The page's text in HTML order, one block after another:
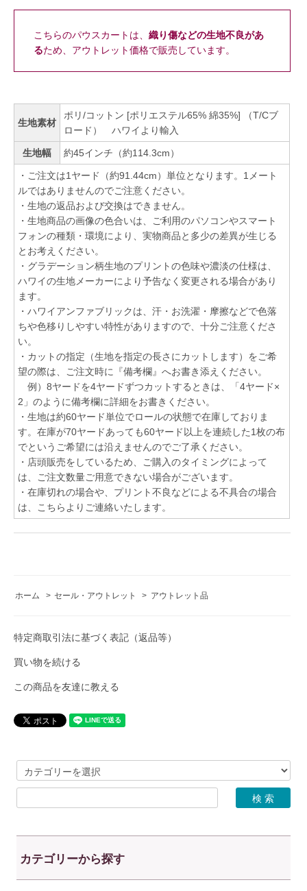
こちらのパウスカートは、 織り傷などの生地不良があ
るため、アウトレット価格で販売しています。
生地素材
ポリ/コットン [ポリエステル65% 綿35%] （T/Cブ
ロード） ハワイより輸入
生地幅 約45インチ（約114.3cm）
・ご注文は1ヤード（約91.44cm）単位となります。1メート
ルではありませんのでご注意ください。
・生地の返品および交換はできません。
・生地商品の画像の色合いは、ご利用のパソコンやスマート
フォンの種類・環境により、実物商品と多少の差異が生じる
とお考えください。
・グラデーション柄生地のプリントの色味や濃淡の仕様は、
ハワイの生地メーカーにより予告なく変更される場合があり
ます。
・ハワイアンファブリックは、汗・お洗濯・摩擦などで色落
ちや色移りしやすい特性がありますので、十分ご注意くださ
い。
・カットの指定（生地を指定の長さにカットします）をご希
望の際は、ご注文時に『備考欄』へお書き添えください。
例）8ヤードを4ヤードずつカットするときは、「4ヤード×
2」のように備考欄に詳細をお書きください。
・生地は約60ヤード単位でロールの状態で在庫しておりま
す。在庫が70ヤードあっても60ヤード以上を連続した1枚の布
でというご希望には沿えませんのでご了承ください。
・店頭販売をしているため、ご購入のタイミングによって
は、ご注文数量ご用意できない場合がございます。
・在庫切れの場合や、プリント不良などによる不具合の場合
は、こちらよりご連絡いたします。
ホーム > セール・アウトレット > アウトレット品
特定商取引法に基づく表記（返品等）
買い物を続ける
この商品を友達に教える
カテゴリーから探す